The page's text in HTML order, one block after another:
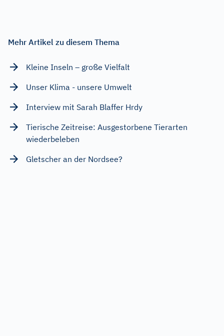
Mehr Artikel zu diesem Thema
Kleine Inseln – große Vielfalt
Unser Klima - unsere Umwelt
Interview mit Sarah Blaffer Hrdy
Tierische Zeitreise: Ausgestorbene Tierarten
wiederbeleben
Gletscher an der Nordsee?